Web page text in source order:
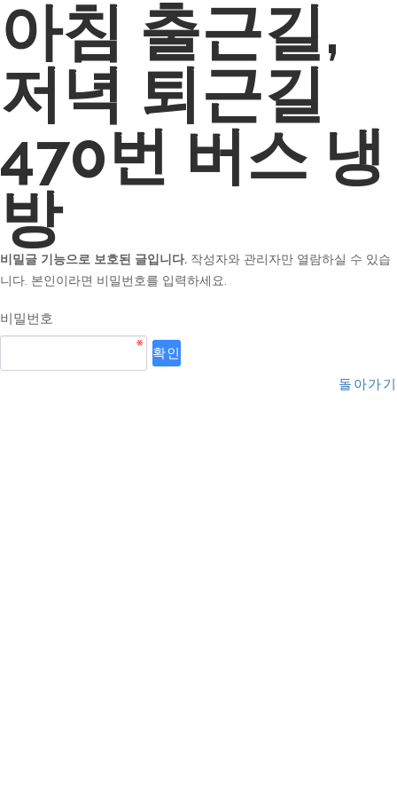
아침 출근길,
저녁 퇴근길
470번 버스 냉
방
비밀글 기능으로 보호된 글입니다. 작성자와 관리자만 열람하실 수 있습
니다. 본인이라면 비밀번호를 입력하세요.
비밀번호
돌아가기